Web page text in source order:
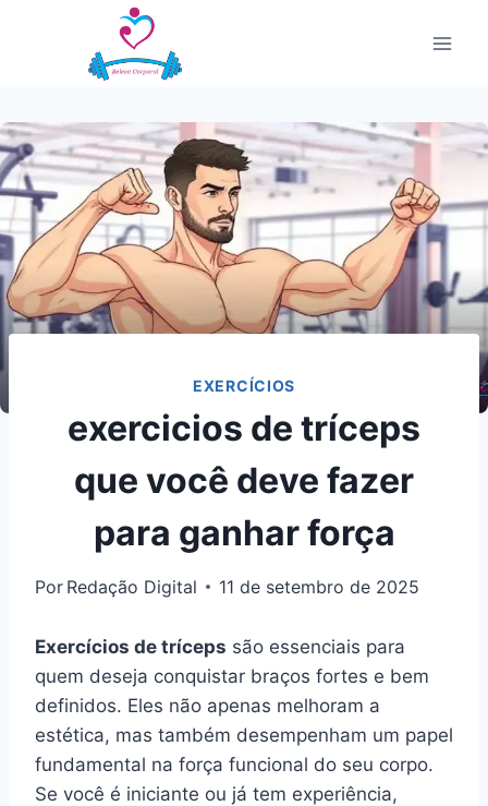
EXERCÍCIOS
exercicios de tríceps
que você deve fazer
para ganhar força
Por Redação Digital 11 de setembro de 2025
Exercícios de tríceps são essenciais para
quem deseja conquistar braços fortes e bem
definidos. Eles não apenas melhoram a
estética, mas também desempenham um papel
fundamental na força funcional do seu corpo.
Se você é iniciante ou já tem experiência,